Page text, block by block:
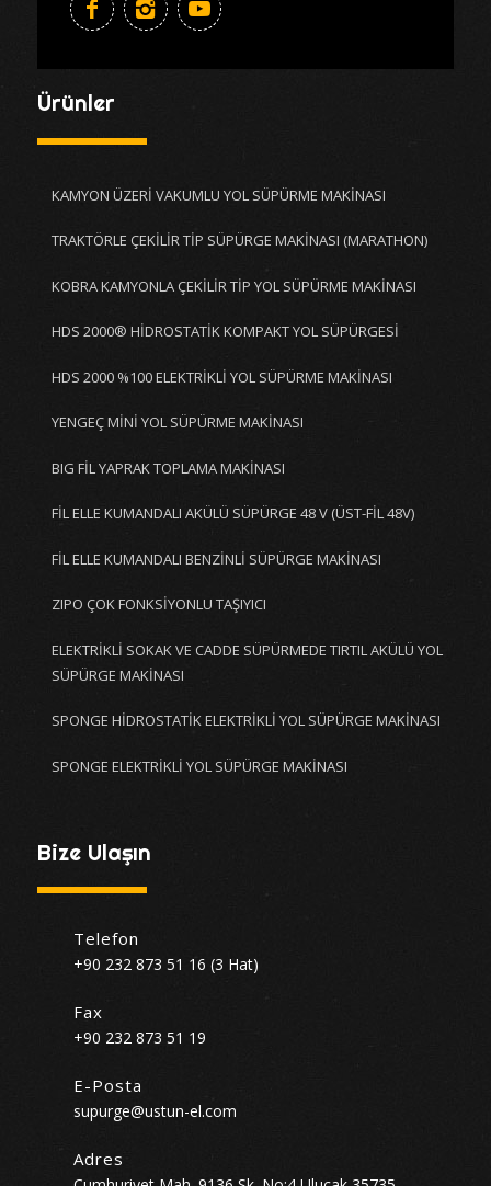
Ürünler
KAMYON ÜZERİ VAKUMLU YOL SÜPÜRME MAKİNASI
TRAKTÖRLE ÇEKİLİR TİP SÜPÜRGE MAKİNASI (MARATHON)
KOBRA KAMYONLA ÇEKİLİR TİP YOL SÜPÜRME MAKİNASI
HDS 2000® HİDROSTATİK KOMPAKT YOL SÜPÜRGESİ
HDS 2000 %100 ELEKTRİKLİ YOL SÜPÜRME MAKİNASI
YENGEÇ MİNİ YOL SÜPÜRME MAKİNASI
BIG FİL YAPRAK TOPLAMA MAKİNASI
FİL ELLE KUMANDALI AKÜLÜ SÜPÜRGE 48 V (ÜST-FİL 48V)
FİL ELLE KUMANDALI BENZİNLİ SÜPÜRGE MAKİNASI
ZIPO ÇOK FONKSİYONLU TAŞIYICI
ELEKTRİKLİ SOKAK VE CADDE SÜPÜRMEDE TIRTIL AKÜLÜ YOL
SÜPÜRGE MAKİNASI
SPONGE HİDROSTATİK ELEKTRİKLİ YOL SÜPÜRGE MAKİNASI
SPONGE ELEKTRİKLİ YOL SÜPÜRGE MAKİNASI
Bize Ulaşın
Telefon
+90 232 873 51 16 (3 Hat)
Fax
+90 232 873 51 19
E-Posta
supurge@ustun-el.com
Adres